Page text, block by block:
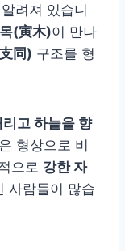
려져 있습니
(寅木)이 만나
同) 구조를 형
고 하늘을 향
형상으로 비
으로 강한 자
사람들이 많습